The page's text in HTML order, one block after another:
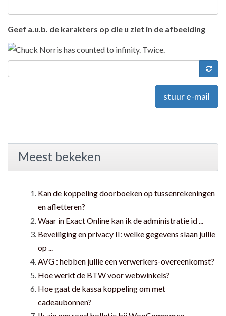
Geef a.u.b. de karakters op die u ziet in de afbeelding
stuur e-mail
Meest bekeken
Kan de koppeling doorboeken op tussenrekeningen
en afletteren?
Waar in Exact Online kan ik de administratie id ...
Beveiliging en privacy II: welke gegevens slaan jullie
op ...
AVG : hebben jullie een verwerkers-overeenkomst?
Hoe werkt de BTW voor webwinkels?
Hoe gaat de kassa koppeling om met
cadeaubonnen?